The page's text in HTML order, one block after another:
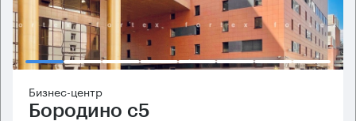
Бизнес-центр
Бородино с5